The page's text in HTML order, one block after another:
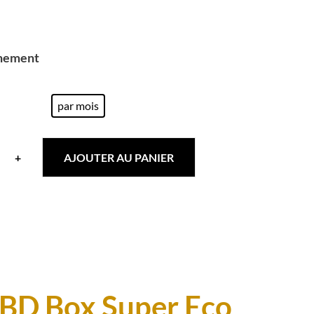
par mois
+ AJOUTER AU PANIER
Box Super Eco